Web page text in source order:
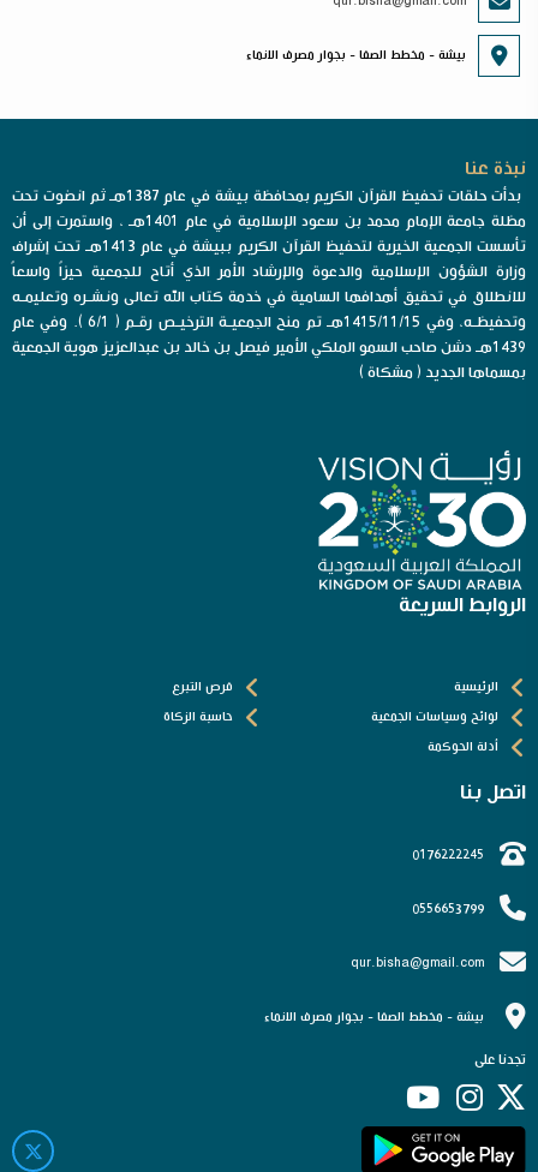
بيشة - مخطط الصفا - بجوار مصرف الانماء
نبذة عنا
بدأت حلقات تحفيظ القرآن الكريم بمحافظة بيشة في عام 1387هـ ثم انضوت تحت
مظلة جامعة الإمام محمد بن سعود الإسلامية في عام 1401هـ ، واستمرت إلى أن
تأسست الجمعية الخيرية لتحفيظ القرآن الكريم ببيشة في عام 1413هـ تحت إشراف
وزارة الشؤون الإسلامية والدعوة والإرشاد الأمر الذي أتاح للجمعية حيزاً واسعاً
للانطلاق في تحقيق أهدافها السامية في خدمة كتاب الله تعالى ونشـره وتعليمـه
وتحفيظـه، وفي 1415/11/15هـ تم منح الجمعيـة الترخيـص رقـم ( 6/1 ). وفي عام
1439هـ دشن صاحب السمو الملكي الأمير فيصل بن خالد بن عبدالعزيز هوية الجمعية
بمسماها الجديد ( مشكاة )
الروابط السريعة
الرئيسية
لوائح وسياسات الجمعية
أدلة الحوكمة
فرص التبرع
حاسبة الزكاة
اتصل بنا
0176222245
0556653799
qur.bisha@gmail.com
بيشة - مخطط الصفا - بجوار مصرف الانماء
تجدنا على